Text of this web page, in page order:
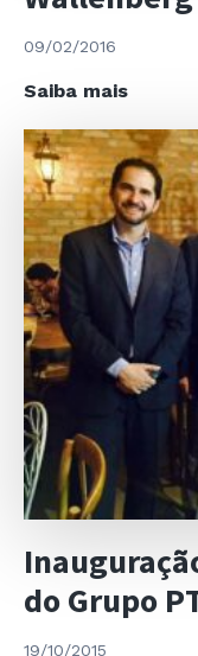
09/02/2016
Saiba mais
por
Peder
do Grupo
19/10/2015